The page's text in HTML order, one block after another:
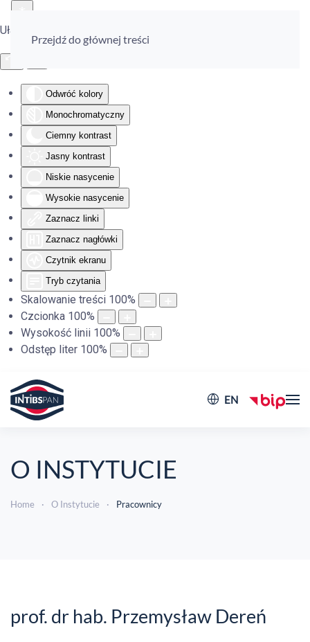
Ułatwienia dostępu
Odwróć kolory
Monochromatyczny
Ciemny kontrast
Jasny kontrast
Niskie nasycenie
Wysokie nasycenie
Zaznacz linki
Zaznacz nagłówki
Czytnik ekranu
Tryb czytania
Skalowanie treści 100%
Czcionka 100%
Wysokość linii 100%
Odstęp liter 100%
Przejdź do głównej treści
EN
O INSTYTUCIE
Home O Instytucie Pracownicy
prof. dr hab. Przemysław Dereń